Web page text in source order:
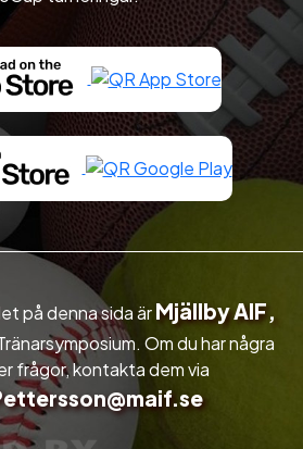
på denna sida ärMjällby AIF,
Om du har några
frågor, kontakta dem via